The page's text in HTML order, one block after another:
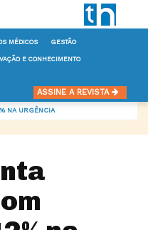
MÉDICOS GESTÃO
E CONHECIMENTO
ASSINE A REVISTA
NA URGÊNCIA